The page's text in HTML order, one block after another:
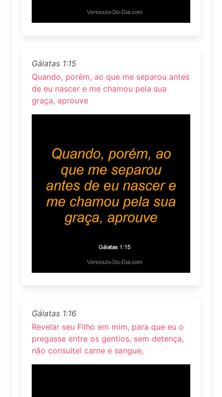
Gálatas 1:15
Quando, porém, ao que me separou antes
de eu nascer e me chamou pela sua
graça, aprouve
Gálatas 1:16
Revelar seu Filho em mim, para que eu o
pregasse entre os gentios, sem detença,
não consultei carne e sangue,